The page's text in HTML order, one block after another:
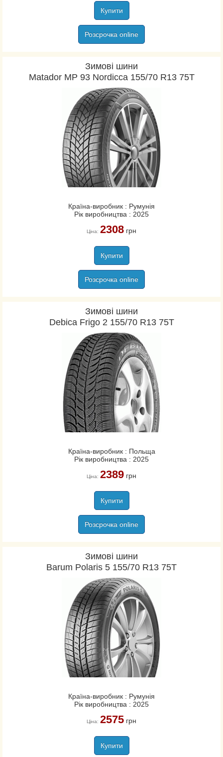
Купити
Розсрочка online
Зимові шини
Matador MP 93 Nordicca 155/70 R13 75T
Країна-виробник : Румунія
Рік виробництва : 2025
Ціна: 2308грн
Купити
Розсрочка online
Зимові шини
Debica Frigo 2 155/70 R13 75T
Країна-виробник : Польща
Рік виробництва : 2025
Ціна: 2389грн
Купити
Розсрочка online
Зимові шини
Barum Polaris 5 155/70 R13 75T
Країна-виробник : Румунія
Рік виробництва : 2025
Ціна: 2575грн
Купити